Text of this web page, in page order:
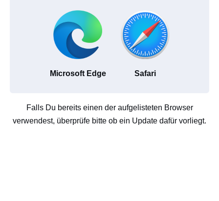
Microsoft Edge Safari
Falls Du bereits einen der aufgelisteten Browser
verwendest, überprüfe bitte ob ein Update dafür vorliegt.